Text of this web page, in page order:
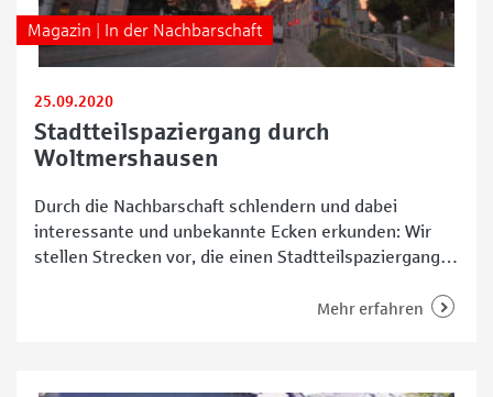
Magazin | In der Nachbarschaft
25.09.2020
Stadtteilspaziergang durch
Woltmershausen
Durch die Nachbarschaft schlendern und dabei
interessante und unbekannte Ecken erkunden: Wir
stellen Strecken vor, die einen Stadtteilspaziergang
nach Woltmershausen. Fotos: Steffi Urban Ein Strand
Mehr erfahren